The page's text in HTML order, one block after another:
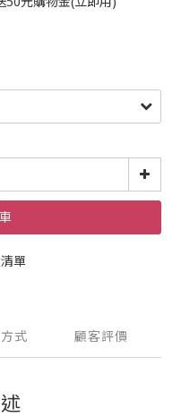
單
式 顧客評價